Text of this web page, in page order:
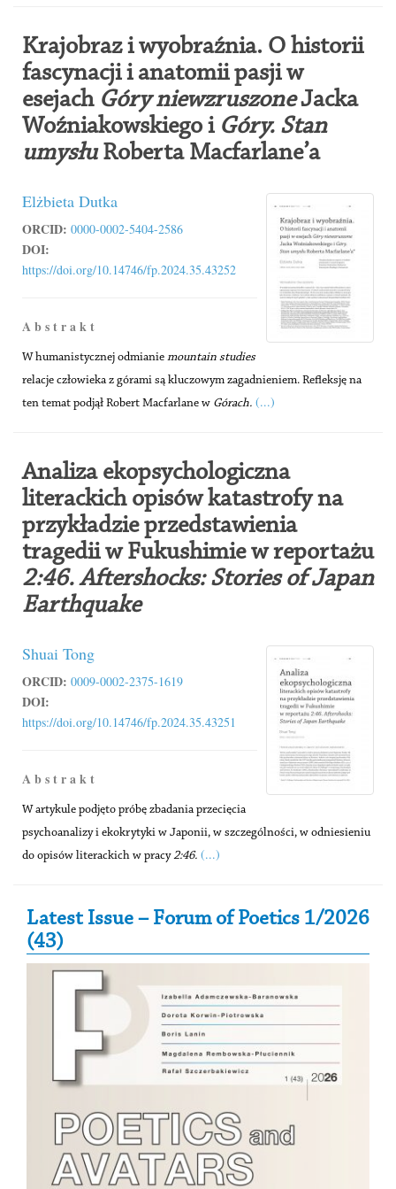
Krajobraz i wyobraźnia. O historii
fascynacji i anatomii pasji w
esejach Góry niewzruszoneJacka
Woźniakowskiego i Góry. Stan
umysłuRoberta Macfarlane’a
Elżbieta Dutka
ORCID: 0000-0002-5404-2586
DOI:
https://doi.org/10.14746/fp.2024.35.43252
A b s t r a k t
W humanistycznej odmianie mountain studies
relacje człowieka z górami są kluczowym zagadnieniem. Refleksję na
ten temat podjął Robert Macfarlane w Górach. (...)
Analiza ekopsychologiczna
literackich opisów katastrofy na
przykładzie przedstawienia
tragedii w Fukushimie w reportażu
2:46. Aftershocks: Stories of Japan
Earthquake
Shuai Tong
ORCID: 0009-0002-2375-1619
DOI:
https://doi.org/10.14746/fp.2024.35.43251
A b s t r a k t
W artykule podjęto próbę zbadania przecięcia
psychoanalizy i ekokrytyki w Japonii, w szczególności, w odniesieniu
do opisów literackich w pracy2:46. (...)
Secondary Sidebar
Latest Issue – Forum of Poetics 1/2026
(43)